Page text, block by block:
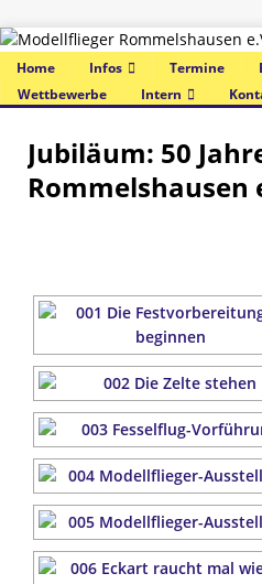
Home Infos Termine
Wettbewerbe
Intern
Jubiläum: 50
Rommelshausen